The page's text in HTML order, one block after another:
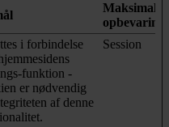
Maksimal
i forbindelse
funktion -
er nødvendig
af denne
Session